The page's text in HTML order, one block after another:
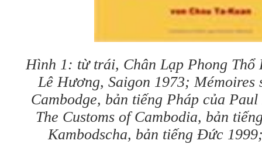
Hình 1: từ trái, Chân Lạp Phong Thổ
Lê Hương, Saigon 1973; Mémoires
Cambodge, bản tiếng Pháp của
The Customs of Cambodia, bản
Kambodscha, bản tiếng Đức